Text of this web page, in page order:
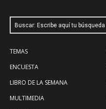
Buscar: Escribe aquí tu búsqueda
TEMAS
ENCUESTA
LIBRO DE LA SEMANA
MULTIMEDIA